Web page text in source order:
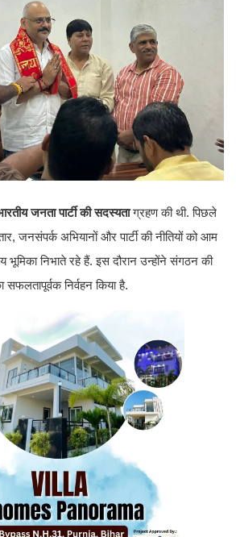
जनता पार्टी की सदस्यताग्रहण की थी. पिछले
जनसंपर्क अभियानों और पार्टी की नीतियों को आम
निभाते रहे हैं. इस दौरान उन्होंने संगठन की
सफलतापूर्वक निर्वहन किया है.